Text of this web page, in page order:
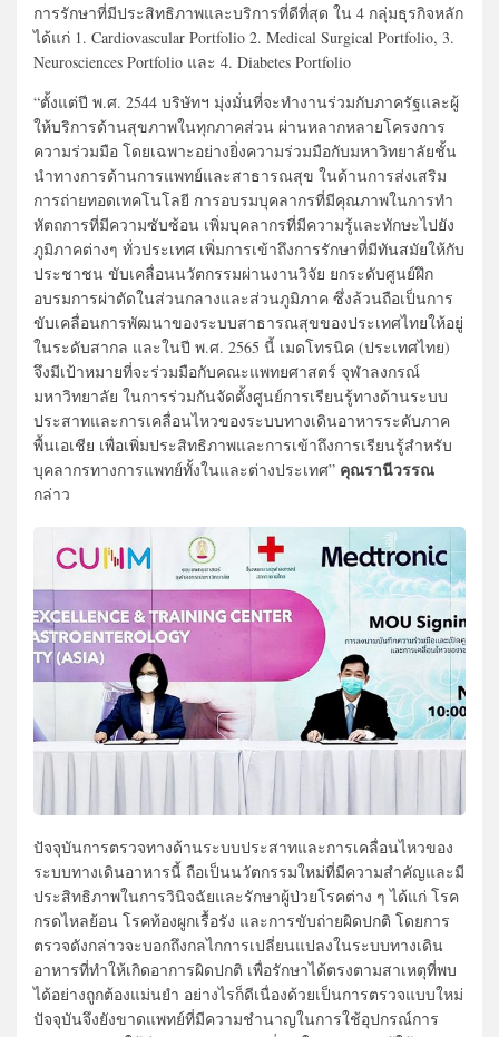
การรักษาที่มีประสิทธิภาพและบริการที่ดีที่สุด ใน 4 กลุ่มธุรกิจหลัก
ได้แก่ 1. Cardiovascular Portfolio 2. Medical Surgical Portfolio, 3.
Neurosciences Portfolio และ 4. Diabetes Portfolio
“ตั้งแต่ปี พ.ศ. 2544 บริษัทฯ มุ่งมั่นที่จะทำงานร่วมกับภาครัฐและผู้
ให้บริการด้านสุขภาพในทุกภาคส่วน ผ่านหลากหลายโครงการ
ความร่วมมือ โดยเฉพาะอย่างยิ่งความร่วมมือกับมหาวิทยาลัยชั้น
นำทางการด้านการแพทย์และสาธารณสุข ในด้านการส่งเสริม
การถ่ายทอดเทคโนโลยี การอบรมบุคลากรที่มีคุณภาพในการทำ
หัตถการที่มีความซับซ้อน เพิ่มบุคลากรที่มีความรู้และทักษะไปยัง
ภูมิภาคต่างๆ ทั่วประเทศ เพิ่มการเข้าถึงการรักษาที่มีทันสมัยให้กับ
ประชาชน ขับเคลื่อนนวัตกรรมผ่านงานวิจัย ยกระดับศูนย์ฝึก
อบรมการผ่าตัดในส่วนกลางและส่วนภูมิภาค ซึ่งล้วนถือเป็นการ
ขับเคลื่อนการพัฒนาของระบบสาธารณสุขของประเทศไทยให้อยู่
ในระดับสากล และในปี พ.ศ. 2565 นี้ เมดโทรนิค (ประเทศไทย)
จึงมีเป้าหมายที่จะร่วมมือกับคณะแพทยศาสตร์ จุฬาลงกรณ์
มหาวิทยาลัย ในการร่วมกันจัดตั้งศูนย์การเรียนรู้ทางด้านระบบ
ประสาทและการเคลื่อนไหวของระบบทางเดินอาหารระดับภาค
พื้นเอเชีย เพื่อเพิ่มประสิทธิภาพและการเข้าถึงการเรียนรู้สำหรับ
บุคลากรทางการแพทย์ทั้งในและต่างประเทศ” คุณรานีวรรณ
กล่าว
ปัจจุบันการตรวจทางด้านระบบประสาทและการเคลื่อนไหวของ
ระบบทางเดินอาหารนี้ ถือเป็นนวัตกรรมใหม่ที่มีความสำคัญและมี
ประสิทธิภาพในการวินิจฉัยและรักษาผู้ป่วยโรคต่าง ๆ ได้แก่ โรค
กรดไหลย้อน โรคท้องผูกเรื้อรัง และการขับถ่ายผิดปกติ โดยการ
ตรวจดังกล่าวจะบอกถึงกลไกการเปลี่ยนแปลงในระบบทางเดิน
อาหารที่ทำให้เกิดอาการผิดปกติ เพื่อรักษาได้ตรงตามสาเหตุที่พบ
ได้อย่างถูกต้องแม่นยำ อย่างไรก็ดีเนื่องด้วยเป็นการตรวจแบบใหม่
ปัจจุบันจึงยังขาดแพทย์ที่มีความชำนาญในการใช้อุปกรณ์การ